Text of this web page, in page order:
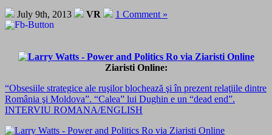
July 9th, 2013 VR 1 Comment »
Ziaristi Online:
“Obsesiile strategice ale ruşilor blochează şi în prezent relaţiile dintre
România şi Moldova”. “Calea” lui Dughin e un “dead end”.
INTERVIU ROMANA/ENGLISH